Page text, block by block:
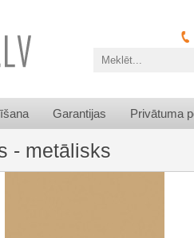
Garantijas Privātuma
- metālisks